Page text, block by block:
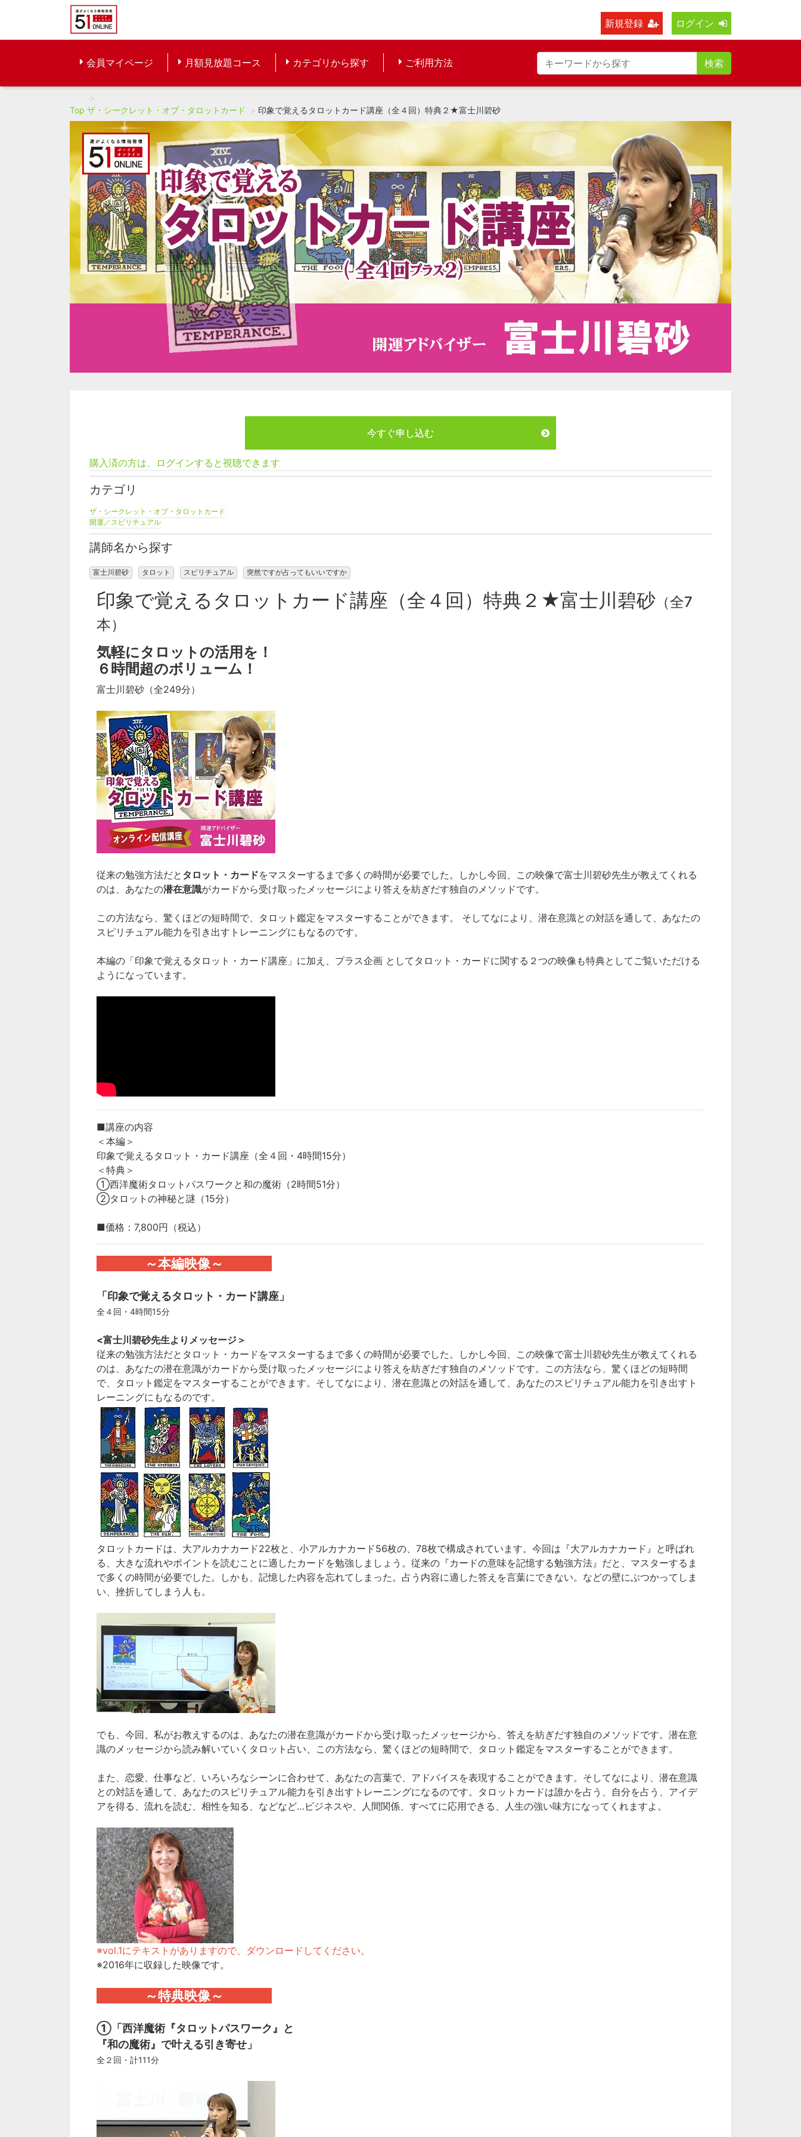
新規登録 ログイン
会員マイページ 月額見放題コース カテゴリから探す ご利用方法 検索
Top ザ・シークレット・オブ・タロットカード 印象で覚えるタロットカード講座（全４回）特典２★富士川碧砂
今すぐ申し込む
購入済の方は、ログインすると視聴できます
カテゴリ
ザ・シークレット・オブ・タロットカード
開運／スピリチュアル
講師名から探す
富士川碧砂 タロット スピリチュアル 突然ですが占ってもいいですか
印象で覚えるタロットカード講座（全４回）特典２★富士川碧砂 （全7
本）
気軽にタロットの活用を！
６時間超のボリューム！
富士川碧砂（全249分）
従来の勉強方法だと タロット・カードをマスターするまで多くの時間が必要でした。しかし今回、この映像で富士川碧砂先生が教えてくれる
のは、あなたの潜在意識がカードから受け取ったメッセージにより答えを紡ぎだす独自のメソッドです。
この方法なら、驚くほどの短時間で、タロット鑑定をマスターすることができます。 そしてなにより、潜在意識との対話を通して、あなたの
スピリチュアル能力を引き出すトレーニングにもなるのです。
本編の「印象で覚えるタロット・カード講座」に加え、プラス企画 としてタロット・カードに関する２つの映像も特典としてご覧いただける
ようになっています。
■講座の内容
＜本編＞
印象で覚えるタロット・カード講座（全４回・4時間15分）
＜特典＞
①西洋魔術タロットパスワークと和の魔術（2時間51分）
②タロットの神秘と謎（15分）
■価格：7,800円（税込）
～本編映像～
「印象で覚えるタロット・カード講座」
全４回・4時間15分
<富士川碧砂先生よりメッセージ＞
従来の勉強方法だとタロット・カードをマスターするまで多くの時間が必要でした。しかし今回、この映像で富士川碧砂先生が教えてくれる
のは、あなたの潜在意識がカードから受け取ったメッセージにより答えを紡ぎだす独自のメソッドです。この方法なら、驚くほどの短時間
で、タロット鑑定をマスターすることができます。そしてなにより、潜在意識との対話を通して、あなたのスピリチュアル能力を引き出すト
レーニングにもなるのです。
タロットカードは、大アルカナカード22枚と、小アルカナカード56枚の、78枚で構成されています。今回は『大アルカナカード』と呼ばれ
る、大きな流れやポイントを読むことに適したカードを勉強しましょう。従来の『カードの意味を記憶する勉強方法』だと、マスターするま
で多くの時間が必要でした。しかも、記憶した内容を忘れてしまった。占う内容に適した答えを言葉にできない。などの壁にぶつかってしま
い、挫折してしまう人も。
でも、今回、私がお教えするのは、あなたの潜在意識がカードから受け取ったメッセージから、答えを紡ぎだす独自のメソッドです。潜在意
識のメッセージから読み解いていくタロット占い、この方法なら、驚くほどの短時間で、タロット鑑定をマスターすることができます。
また、恋愛、仕事など、いろいろなシーンに合わせて、あなたの言葉で、アドバイスを表現することができます。そしてなにより、潜在意識
との対話を通して、あなたのスピリチュアル能力を引き出すトレーニングになるのです。タロットカードは誰かを占う、自分を占う、アイデ
アを得る、流れを読む、相性を知る、などなど…ビジネスや、人間関係、すべてに応用できる、人生の強い味方になってくれますよ。
※vol.1にテキストがありますので、ダウンロードしてください。
※2016年に収録した映像です。
～特典映像～
①「西洋魔術『タロットパスワーク』と
『和の魔術』で叶える引き寄せ」
全２回・計111分